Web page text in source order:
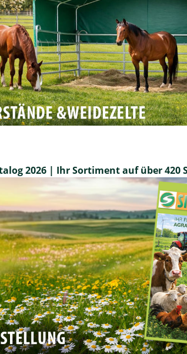
2026 | Ihr Sortiment auf über 420